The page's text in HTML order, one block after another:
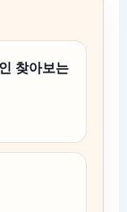
찾아보는